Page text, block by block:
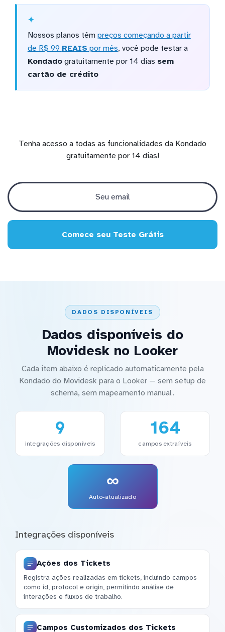
Nossos planos têm preços começando a partir
de R$ 99 REAIS por mês, você pode testar a
Kondadogratuitamente por 14 dias sem
cartão de crédito
Tenha acesso a todas as funcionalidades da Kondado
gratuitamente por 14 dias!
Comece seu Teste Grátis
DADOS DISPONÍVEIS
Dados disponíveis do
Movidesk no Looker
Cada item abaixo é replicado automaticamente pela
Kondado do Movidesk para o Looker — sem setup de
schema, sem mapeamento manual.
9
integrações disponíveis
164
campos extraíveis
∞
Auto-atualizado
Integrações disponíveis
Ações dos Tickets
Registra ações realizadas em tickets, incluindo campos
como id, protocol e origin, permitindo análise de
interações e fluxos de trabalho.
Campos Customizados dos Tickets